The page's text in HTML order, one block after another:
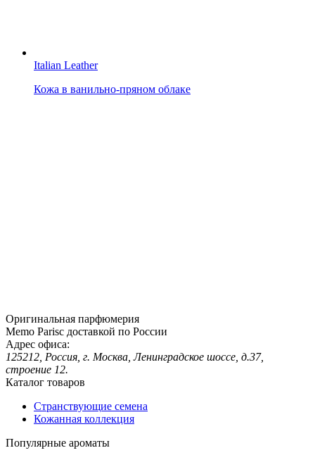
Italian Leather
Кожа в ванильно-пряном облаке
Оригинальная парфюмерия
Memo Parisс доставкой по России
Адрес офиса:
125212, Россия, г. Москва, Ленинградское шоссе, д.37,
строение 12.
Каталог товаров
Странствующие семена
Кожанная коллекция
Популярные ароматы